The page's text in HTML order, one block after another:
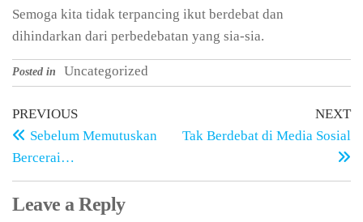
Semoga kita tidak terpancing ikut berdebat dan
dihindarkan dari perbedebatan yang sia-sia.
Posted in Uncategorized
PREVIOUS
Sebelum Memutuskan
Bercerai…
NEXT
Tak Berdebat di Media Sosial
Leave a Reply